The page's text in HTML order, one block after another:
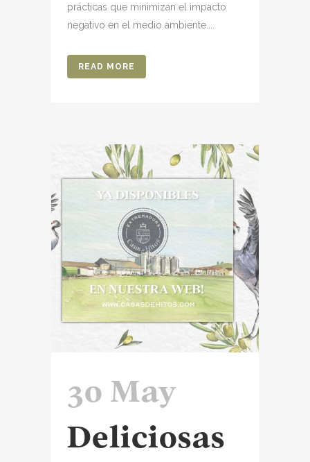
prácticas que minimizan el impacto
negativo en el medio ambiente....
READ MORE
30 May
Deliciosas